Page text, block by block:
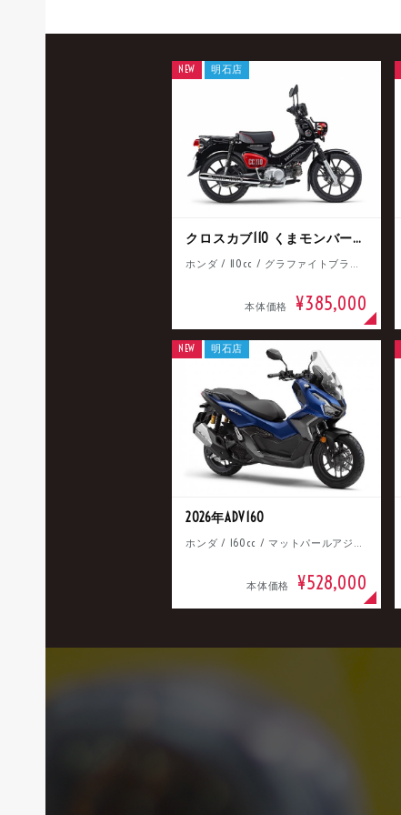
クロスカブ110 くまモンバージョン
ホンダ / 110cc / グラファイトブラック
本体価格 ¥385,000
NEW 明石店
2026年ADV160
ホンダ / 160cc / マットパールアジャイルブルー
本体価格 ¥528,000
NEW 明石店